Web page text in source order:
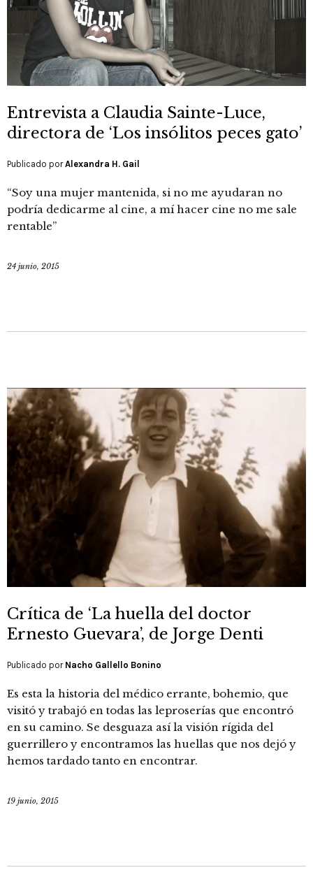
Entrevista a Claudia Sainte-Luce,
directora de ‘Los insólitos peces gato’
Publicado porAlexandra H. Gail
“Soy una mujer mantenida, si no me ayudaran no
podría dedicarme al cine, a mí hacer cine no me sale
rentable”
24 junio, 2015
Crítica de ‘La huella del doctor
Ernesto Guevara’, de Jorge Denti
Publicado por Nacho Gallello Bonino
Es esta la historia del médico errante, bohemio, que
visitó y trabajó en todas las leproserías que encontró
en su camino. Se desguaza así la visión rígida del
guerrillero y encontramos las huellas que nos dejó y
hemos tardado tanto en encontrar.
19 junio, 2015